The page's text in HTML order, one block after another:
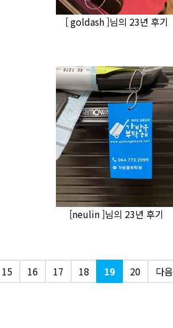
[ goldash ]님의 23년 후기
[neulin ]님의 23년 후기
15 16 17 18 19 20 다음